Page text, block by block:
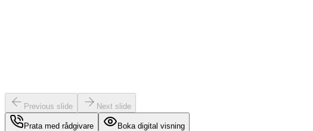
Previous slide Next slide
Prata med rådgivare Boka digital visning